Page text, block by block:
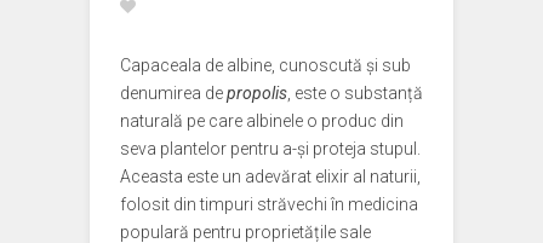
Capaceala de albine, cunoscută și sub
denumirea depropolis , este o substanță
naturală pe care albinele o produc din
seva plantelor pentru a-și proteja stupul.
Aceasta este un adevărat elixir al naturii,
folosit din timpuri străvechi în medicina
populară pentru proprietățile sale